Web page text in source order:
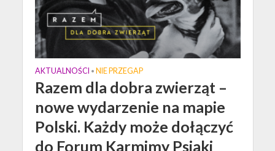
AKTUALNOŚCI • NIE PRZEGAP
Razem dla dobra zwierząt –
nowe wydarzenie na mapie
Polski. Każdy może dołączyć
do Forum Karmimy Psiaki